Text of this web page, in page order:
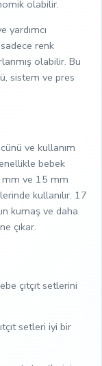
olabilir.
yardımcı
renk
olabilir. Bu
sistem ve pres
ve kullanım
bebek
mm ve 15 mm
kullanılır. 17
kumaş ve daha
çıkar.
çıtçıt setlerini
setleri iyi bir